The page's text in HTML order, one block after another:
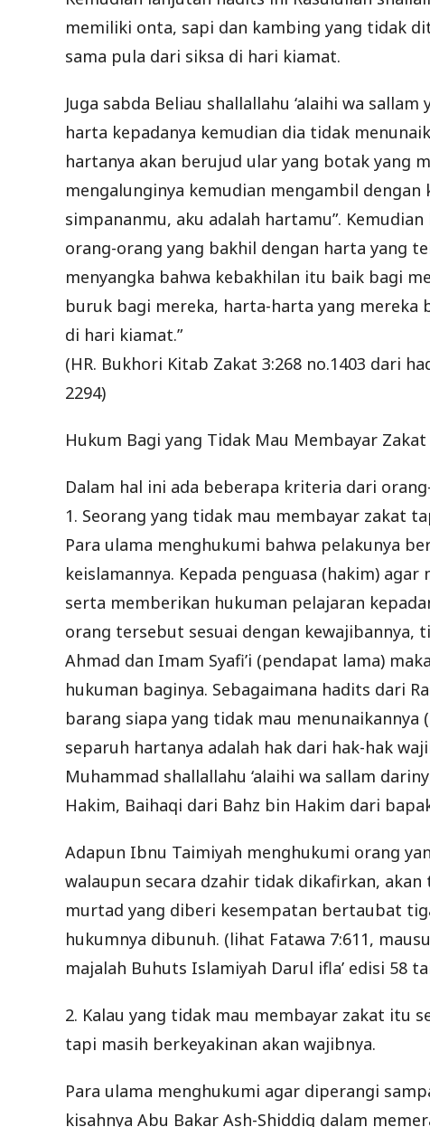
memiliki onta, sapi dan kambing yang tidak
sama pula dari siksa di hari kiamat.
Juga sabda Beliau shallallahu ‘alaihi wa
harta kepadanya kemudian dia tidak
hartanya akan berujud ular yang botak yang
mengalunginya kemudian mengambil
simpananmu, aku adalah hartamu”.
orang-orang yang bakhil dengan harta yang
menyangka bahwa kebakhilan itu baik bagi
buruk bagi mereka, harta-harta yang mereka
di hari kiamat.”
(HR. Bukhori Kitab Zakat 3:268 no.1403 dari
2294)
Hukum Bagi yang Tidak Mau Membayar Zakat
Dalam hal ini ada beberapa kriteria dari
1. Seorang yang tidak mau membayar zakat
Para ulama menghukumi bahwa pelakunya
keislamannya. Kepada penguasa (hakim)
serta memberikan hukuman pelajaran
orang tersebut sesuai dengan kewajibannya,
Ahmad dan Imam Syafi’i (pendapat lama)
hukuman baginya. Sebagaimana hadits dari
barang siapa yang tidak mau
separuh hartanya adalah hak dari hak-hak
Muhammad shallallahu ‘alaihi wa sallam
Hakim, Baihaqi dari Bahz bin Hakim dari
Adapun Ibnu Taimiyah menghukumi orang
walaupun secara dzahir tidak dikafirkan,
murtad yang diberi kesempatan bertaubat
hukumnya dibunuh. (lihat Fatawa 7:611,
majalah Buhuts Islamiyah Darul ifla’ edisi 58
2. Kalau yang tidak mau membayar zakat itu
tapi masih berkeyakinan akan wajibnya.
Para ulama menghukumi agar diperangi
kisahnya Abu Bakar Ash-Shiddiq dalam